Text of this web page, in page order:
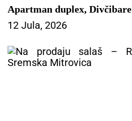
Apartman duplex, Divčibare
12 Jula, 2026